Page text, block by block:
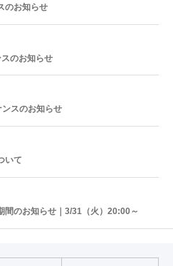
のお知らせ
のお知らせ
スのお知らせ
いて
間のお知らせ｜3/31（火）20:00～